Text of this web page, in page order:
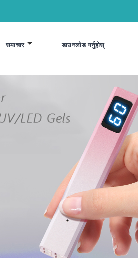
समाचार डाउनलोड गर्नुहोस्